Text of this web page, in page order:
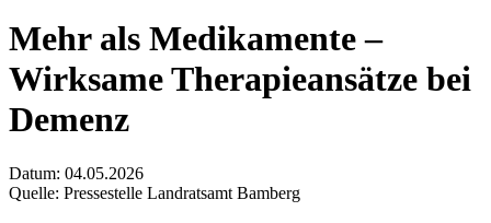
Mehr als Medikamente –
Wirksame Therapieansätze bei
Demenz
Datum: 04.05.2026
Quelle: Pressestelle Landratsamt Bamberg